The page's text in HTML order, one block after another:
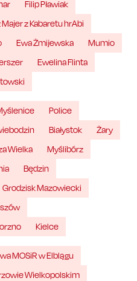
Filip Pławiak
z Kabaretu hrAbi
Ewa Żmijewska
Mumio
Ewelina Flinta
Police
Białystok
Żary
Wielka
Myślibórz
Będzin
Grodzisk Mazowiecki
Kielce
MOSiR w Elblągu
Wielkopolskim